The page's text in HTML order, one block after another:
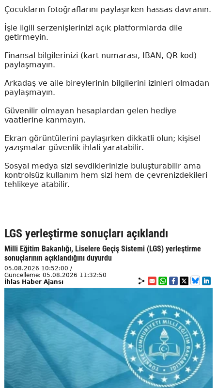
Çocukların fotoğraflarını paylaşırken hassas davranın.
İşle ilgili serzenişlerinizi açık platformlarda dile
getirmeyin.
Finansal bilgilerinizi (kart numarası, IBAN, QR kod)
paylaşmayın.
Arkadaş ve aile bireylerinin bilgilerini izinleri olmadan
paylaşmayın.
Güvenilir olmayan hesaplardan gelen hediye
vaatlerine kanmayın.
Ekran görüntülerini paylaşırken dikkatli olun; kişisel
yazışmalar güvenlik ihlali yaratabilir.
Sosyal medya sizi sevdiklerinizle buluşturabilir ama
kontrolsüz kullanım hem sizi hem de çevrenizdekileri
tehlikeye atabilir.
LGS yerleştirme sonuçları açıklandı
Milli Eğitim Bakanlığı, Liselere Geçiş Sistemi (LGS) yerleştirme
sonuçlarının açıklandığını duyurdu
05.08.2026 10:52:00 /
Güncelleme: 05.08.2026 11:32:50
İhlas Haber Ajansı